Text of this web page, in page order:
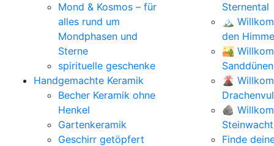
Mond & Kosmos – für
alles rund um
Mondphasen und
Sterne
spirituelle geschenke
Handgemachte Keramik
Becher Keramik ohne
Henkel
Gartenkeramik
Geschirr getöpfert
Sternental
🏔️
den
🏜️
Sanddünen
🌋
🪨
Steinwacht
Finde